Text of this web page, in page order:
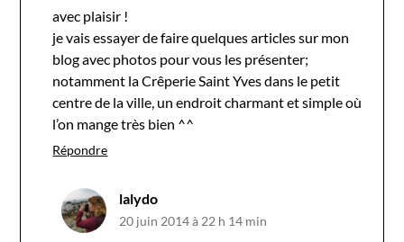
avec plaisir !
je vais essayer de faire quelques articles sur mon
blog avec photos pour vous les présenter;
notamment la Crêperie Saint Yves dans le petit
centre de la ville, un endroit charmant et simple où
l’on mange très bien ^^
Répondre
lalydo
20 juin 2014 à 22 h 14 min